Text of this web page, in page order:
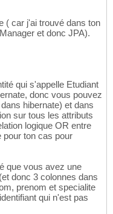
( car j'ai trouvé dans ton
et donc JPA).
qui s'appelle Etudiant
donc vous pouvez
hibernate) et dans
sur tous les attributs
logique OR entre
ton cas pour
que vous avez une
donc 3 colonnes dans
prenom et specialite
qui n'est pas